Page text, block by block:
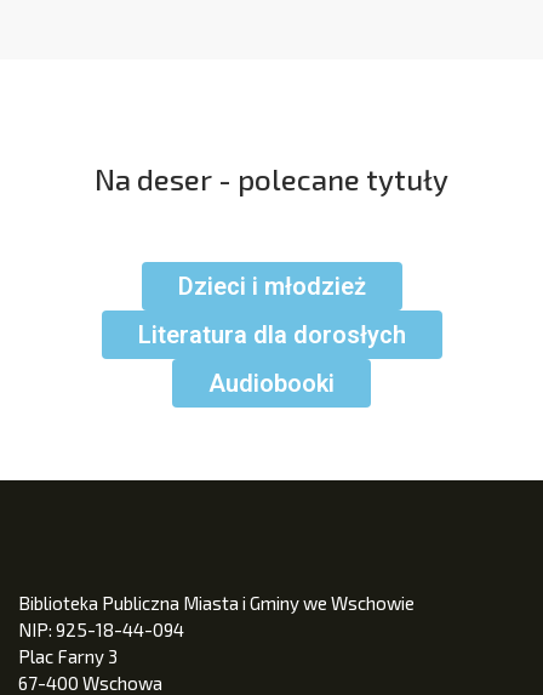
Na deser - polecane tytuły
Dzieci i młodzież
Literatura dla dorosłych
Audiobooki
Biblioteka Publiczna Miasta i Gminy we Wschowie
NIP: 925-18-44-094
Plac Farny 3
67-400 Wschowa